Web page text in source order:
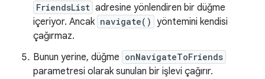
FriendsList adresine yönlendiren bir düğme
içeriyor. Ancak navigate() yöntemini kendisi
çağırmaz.
Bunun yerine, düğme onNavigateToFriends
parametresi olarak sunulan bir işlevi çağırır.